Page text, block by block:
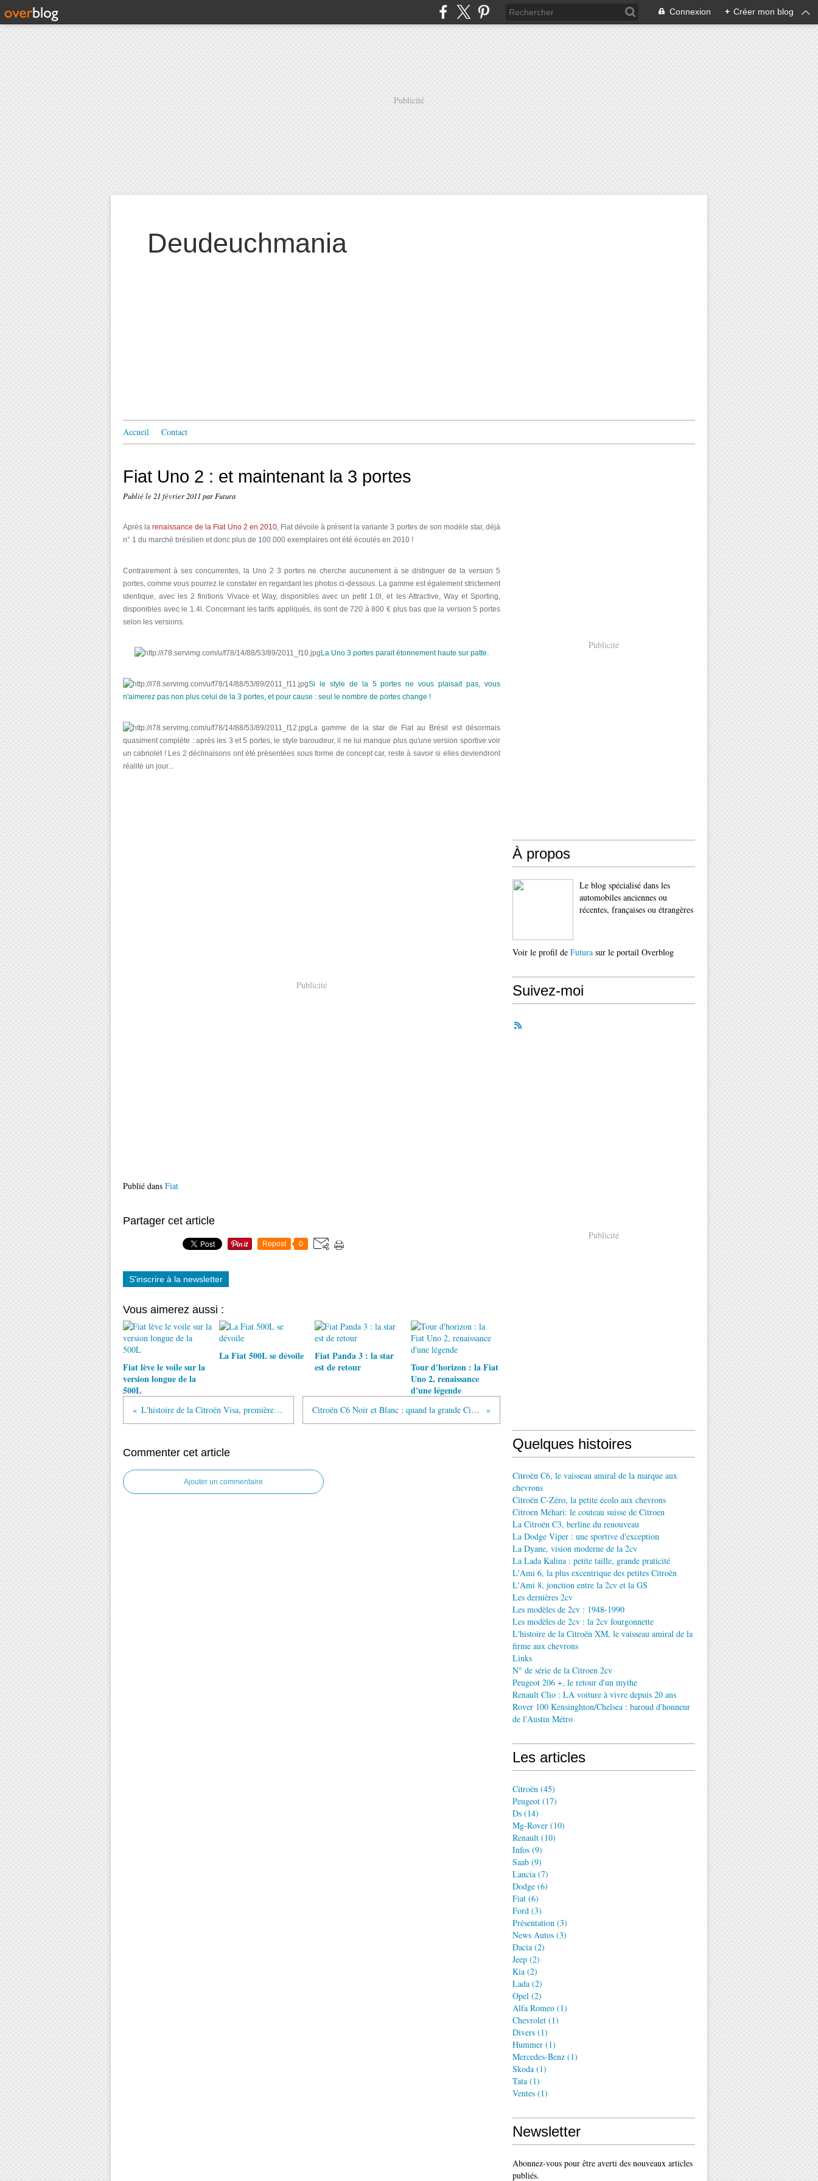
Connexion + Créer mon blog
Publicité
Deudeuchmania
Accueil Contact
Fiat Uno 2 : et maintenant la 3 portes
Publié le 21 février 2011par Futura
Après larenaissance de la Fiat Uno 2 en 2010, Fiat dévoile à présent la variante 3 portes de son modèle star, déjà
n° 1 du marché brésilien et donc plus de 100 000 exemplaires ont été écoulés en 2010 !
Contrairement à ses concurrentes, la Uno 2 3 portes ne cherche aucunement à se distinguer de la version 5
portes, comme vous pourrez le constater en regardant les photos ci-dessous. La gamme est également strictement
identique, avec les 2 finitions Vivace et Way, disponibles avec un petit 1.0l, et les Attractive, Way et Sporting,
disponibles avec le 1.4l. Concernant les tarifs appliqués, ils sont de 720 à 800 € plus bas que la version 5 portes
selon les versions.
La Uno 3 portes parait étonnement haute sur patte.
Si le style de la 5 portes ne vous plaisait pas, vous
n'aimerez pas non plus celui de la 3 portes, et pour cause : seul le nombre de portes change !
La gamme de la star de Fiat au Brésil est désormais
quasiment complète : après les 3 et 5 portes, le style baroudeur, il ne lui manque plus qu'une version sportive voir
un cabriolet ! Les 2 déclinaisons ont été présentées sous forme de concept car, reste à savoir si elles deviendront
réalité un jour...
Publicité
Publié dans Fiat
Partager cet article
Repost 0
S'inscrire à la newsletter
Vous aimerez aussi :
Fiat lève le voile sur la
version longue de la
500L
La Fiat 500L se dévoile
Fiat Panda 3 : la star
est de retour
Tour d'horizon : la Fiat
Uno 2, renaissance
d'une légende
L'histoire de la Citroën Visa, première d'une longue lignée Citroën C6 Noir et Blanc : quand la grande Citroën joue les coquettes
Commenter cet article
Ajouter un commentaire
Publicité
À propos
Le blog spécialisé dans les
automobiles anciennes ou
récentes, françaises ou étrangères
Voir le profil de Futura sur le portail Overblog
Suivez-moi
Publicité
Quelques histoires
Citroën C6, le vaisseau amiral de la marque aux
chevrons
Citroën C-Zéro, la petite écolo aux chevrons
Citroen Méhari: le couteau suisse de Citroen
La Citroën C3, berline du renouveau
La Dodge Viper : une sportive d'exception
La Dyane, vision moderne de la 2cv
La Lada Kalina : petite taille, grande praticité
L'Ami 6, la plus excentrique des petites Citroën
L'Ami 8, jonction entre la 2cv et la GS
Les dernières 2cv
Les modèles de 2cv : 1948-1990
Les modèles de 2cv : la 2cv fourgonnette
L'histoire de la Citroën XM, le vaisseau amiral de la
firme aux chevrons
Links
N° de série de la Citroen 2cv
Peugeot 206 +, le retour d'un mythe
Renault Clio : LA voiture à vivre depuis 20 ans
Rover 100 Kensinghton/Chelsea : baroud d'honneur
de l'Austin Métro
Les articles
Citroën (45)
Peugeot (17)
Ds (14)
Mg-Rover (10)
Renault (10)
Infos (9)
Saab (9)
Lancia (7)
Dodge (6)
Fiat (6)
Ford (3)
Présentation (3)
News Autos (3)
Dacia (2)
Jeep (2)
Kia (2)
Lada (2)
Opel (2)
Alfa Romeo (1)
Chevrolet (1)
Divers (1)
Hummer (1)
Mercedes-Benz (1)
Skoda (1)
Tata (1)
Ventes (1)
Newsletter
Abonnez-vous pour être averti des nouveaux articles
publiés.